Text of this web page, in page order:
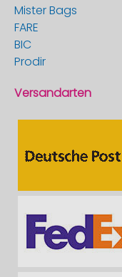
Mister Bags
FARE
BIC
Prodir
Versandarten